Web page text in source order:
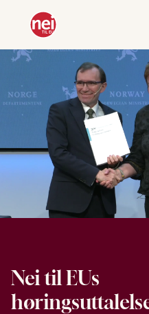
Nei til EUs